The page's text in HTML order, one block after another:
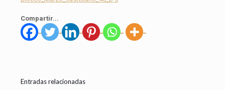
Compartir...
Entradas relacionadas